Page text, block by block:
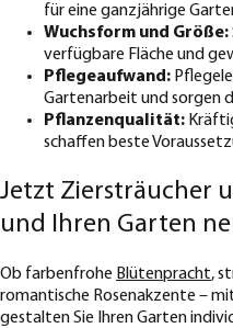
für eine ganzjährige
Wuchsform und Größe:
verfügbare Fläche und
Pflegeaufwand:
Gartenarbeit und sorgen
Pflanzenqualität:
schaffen beste
Jetzt Ziersträucher
und Ihren Garten
Ob farbenfrohe Blütenpracht,
romantische Rosenakzente –
gestalten Sie Ihren Garten